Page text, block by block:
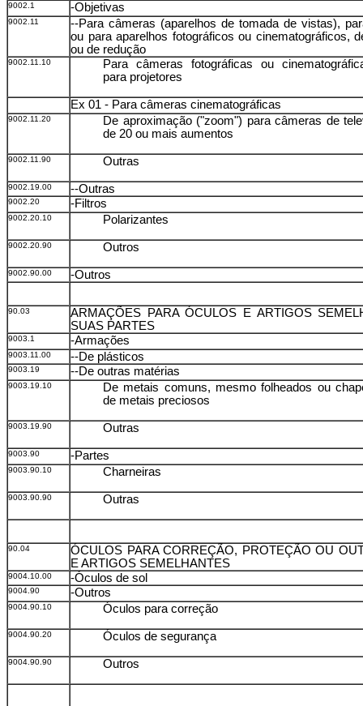
9002.1 -Objetivas
9002.11
--Para câmeras (aparelhos de tomada de vistas),
ou para aparelhos fotográficos ou cinematográficos,
ou de redução
9002.11.10
Para câmeras fotográficas ou
para projetores
Ex 01 - Para câmeras cinematográficas
9002.11.20
De aproximação ("zoom") para câmeras de
de 20 ou mais aumentos
9002.11.90 Outras
9002.19.00 --Outras
9002.20 -Filtros
9002.20.10 Polarizantes
9002.20.90 Outros
9002.90.00 -Outros
90.03
ARMAÇÕES PARA ÓCULOS E ARTIGOS
SUAS PARTES
9003.1 -Armações
9003.11.00 --De plásticos
9003.19 --De outras matérias
9003.19.10
De metais comuns, mesmo folheados ou
de metais preciosos
9003.19.90 Outras
9003.90 -Partes
9003.90.10 Charneiras
9003.90.90 Outras
90.04
ÓCULOS PARA CORREÇÃO, PROTEÇÃO OU
E ARTIGOS SEMELHANTES
9004.10.00 -Óculos de sol
9004.90 -Outros
9004.90.10 Óculos para correção
9004.90.20 Óculos de segurança
9004.90.90 Outros